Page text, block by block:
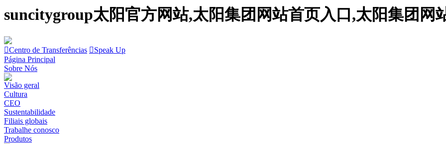
suncitygroup太阳官方网站,太阳集团网站首页入口,太阳集团网
Centro de Transferências
Speak Up
Página Principal
Sobre Nós
Visão geral
Cultura
CEO
Sustentabilidade
Filiais globais
Trabalhe conosco
Produtos